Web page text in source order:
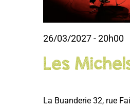
Les
26/03/2027 - 20h00
La Buanderie 32, rue